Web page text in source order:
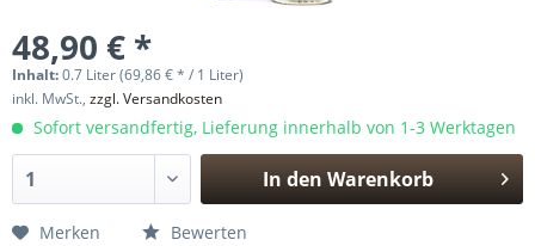
48,90 € *
Inhalt:0.7 Liter (69,86 € * / 1 Liter)
inkl. MwSt., zzgl. Versandkosten
Sofort versandfertig, Lieferung innerhalb von 1-3 Werktagen
In den Warenkorb
Merken Bewerten